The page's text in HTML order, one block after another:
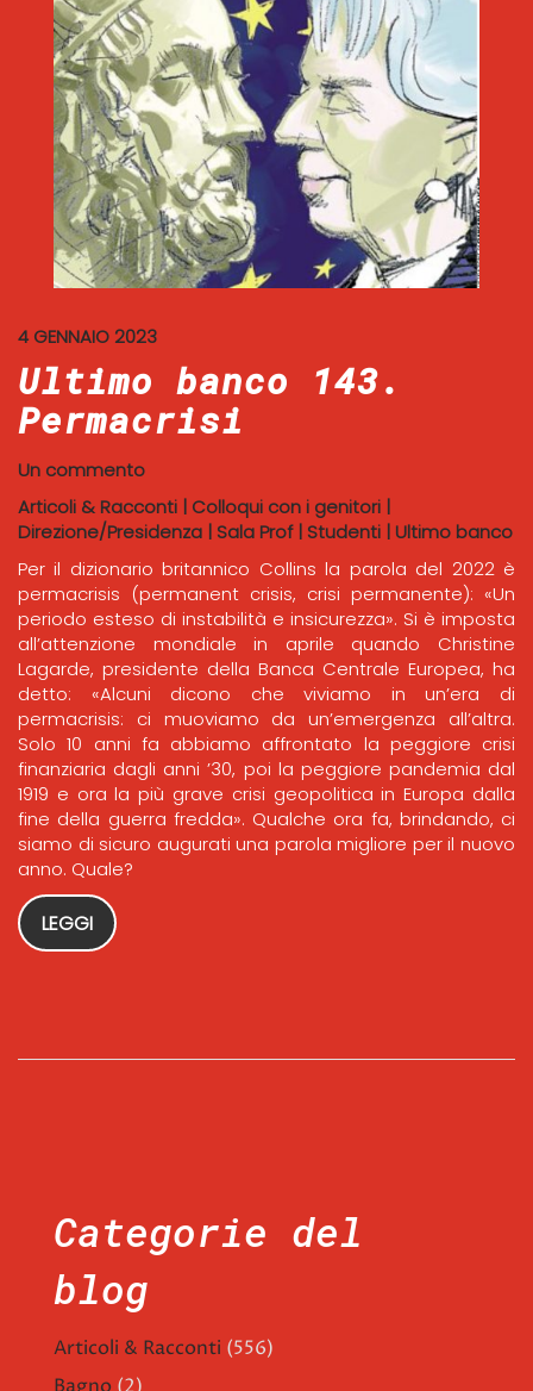
4 GENNAIO 2023
Ultimo banco 143.
Permacrisi
Un commento
Articoli & Racconti | Colloqui con i genitori |
Direzione/Presidenza | Sala Prof| Studenti | Ultimo banco
Per il dizionario britannico Collins la parola del 2022 è
permacrisis (permanent crisis, crisi permanente): «Un
periodo esteso di instabilità e insicurezza». Si è imposta
all’attenzione mondiale in aprile quando Christine
Lagarde, presidente della Banca Centrale Europea, ha
detto: «Alcuni dicono che viviamo in un’era di
permacrisis: ci muoviamo da un’emergenza all’altra.
Solo 10 anni fa abbiamo affrontato la peggiore crisi
finanziaria dagli anni ’30, poi la peggiore pandemia dal
1919 e ora la più grave crisi geopolitica in Europa dalla
fine della guerra fredda». Qualche ora fa, brindando, ci
siamo di sicuro augurati una parola migliore per il nuovo
anno. Quale?
LEGGI
Categorie del
blog
Articoli & Racconti (556)